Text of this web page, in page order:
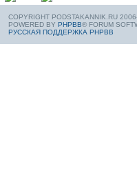
COPYRIGHT PODSTAKANNIK.RU 2006-
POWERED BY PHPBB® FORUM
РУССКАЯ ПОДДЕРЖКА PHPBB